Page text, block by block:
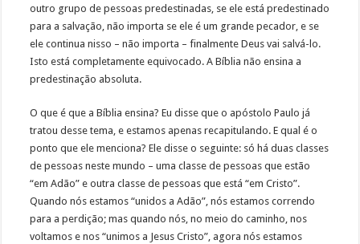
outro grupo de pessoas predestinadas, se ele está predestinado
para a salvação, não importa se ele é um grande pecador, e se
ele continua nisso – não importa – finalmente Deus vai salvá-lo.
Isto está completamente equivocado. A Bíblia não ensina a
predestinação absoluta.
O que é que a Bíblia ensina? Eu disse que o apóstolo Paulo já
tratou desse tema, e estamos apenas recapitulando. E qual é o
ponto que ele menciona? Ele disse o seguinte: só há duas classes
de pessoas neste mundo – uma classe de pessoas que estão
“em Adão” e outra classe de pessoas que está “em Cristo”.
Quando nós estamos “unidos a Adão”, nós estamos correndo
para a perdição; mas quando nós, no meio do caminho, nos
voltamos e nos “unimos a Jesus Cristo”, agora nós estamos